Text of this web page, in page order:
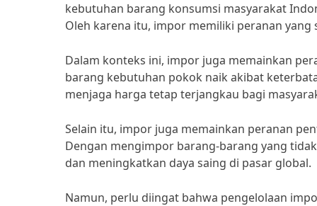
kebutuhan barang konsumsi masyarakat
Oleh karena itu, impor memiliki peranan
Dalam konteks ini, impor juga memainkan
barang kebutuhan pokok naik akibat
menjaga harga tetap terjangkau bagi
Selain itu, impor juga memainkan peranan
Dengan mengimpor barang-barang yang
dan meningkatkan daya saing di pasar global.
Namun, perlu diingat bahwa pengelolaan